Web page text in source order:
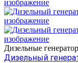
Дизельные
Дизельный